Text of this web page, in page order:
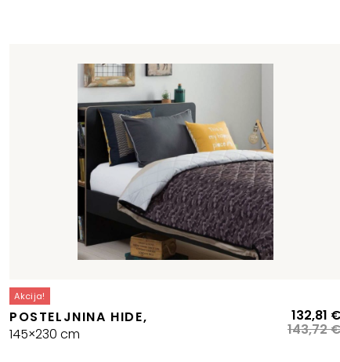
Akcija!
POSTELJNINA HIDE,
145×230 cm
143,72
132,81 €